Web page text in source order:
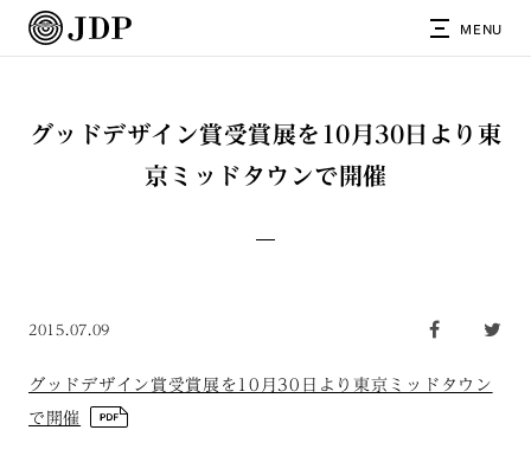
MENU
グッドデザイン賞受賞展を10月30日より東
京ミッドタウンで開催
2015.07.09
グッドデザイン賞受賞展を10月30日より東京ミッドタウン
で開催